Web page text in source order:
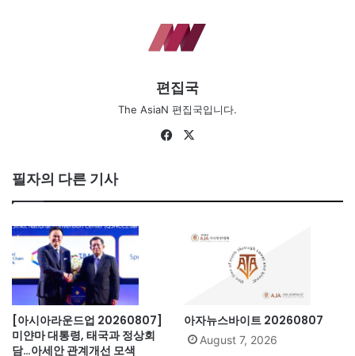
편집국
The AsiaN 편집국입니다.
Fa
필자의 다른 기사
[아시아라운드업 20260807]
미얀마 대통령, 태국과 정상회
담…아세안 관계개선 모색
아자뉴스바이트 20260807
August 7, 2026